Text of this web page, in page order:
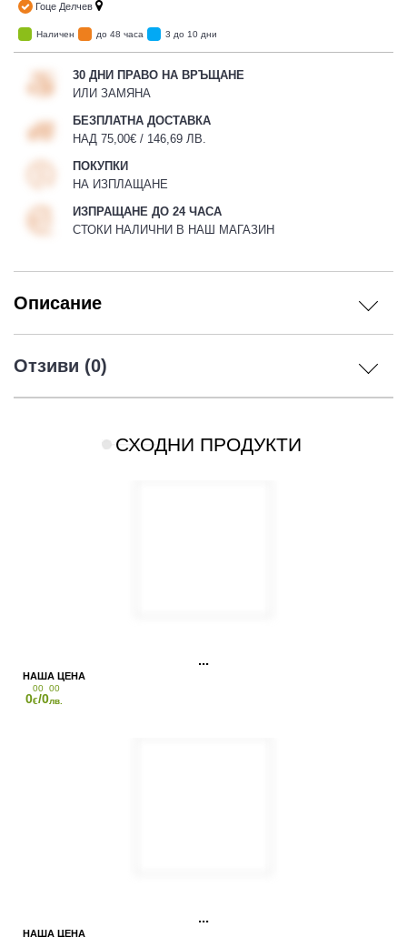
Гоце Делчев
Наличен до 48 часа 3 до 10 дни
30 ДНИ ПРАВО НА ВРЪЩАНЕ
ИЛИ ЗАМЯНА
БЕЗПЛАТНА ДОСТАВКА
НАД 75,00€ / 146,69 ЛВ.
ПОКУПКИ
НА ИЗПЛАЩАНЕ
ИЗПРАЩАНЕ ДО 24 ЧАСА
СТОКИ НАЛИЧНИ В НАШ МАГАЗИН
Описание
Отзиви (0)
СХОДНИ ПРОДУКТИ
0
00
€/0
00
лв.